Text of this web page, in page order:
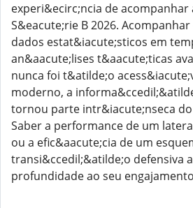
experi&ecirc;ncia de acompanhar
S&eacute;rie B 2026.
dados estat&iacute;sticos em
an&aacute;lises t&aacute;ticas
nunca foi t&atilde;o
moderno, a
tornou parte intr&iacute;nseca
Saber a performance de um
ou a efic&aacute;cia de um
transi&ccedil;&atilde;o defensiva
profundidade ao seu